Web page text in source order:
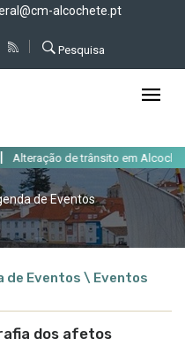
alcochete.pt
Pesquisa
de trânsito em Alcochete até
de Eventos
de Eventos \ Eventos
dos afetos